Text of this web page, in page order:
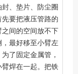
、垫片、防尘圈
要把液压管路的
间的空间放不下
最好移至小臂左
了固定金属管，
焊在一起。把铁